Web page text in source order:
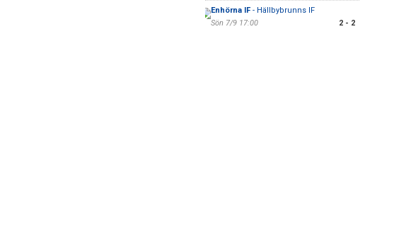
Enhörna IF- Hällbybrunns IF
Sön 7/9 17:00
2 - 2